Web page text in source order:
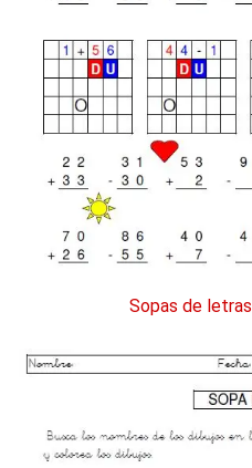
Sopas de letras